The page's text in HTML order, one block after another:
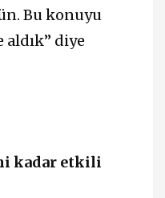
Bu konuyu
aldık” diye
kadar etkili